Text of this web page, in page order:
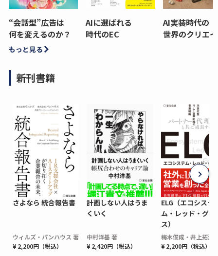
“会話型”広告は
何を変えるのか？
AIに選ばれる
時代のEC
AI実装時代の
世界のクリエ
もっと見る
新刊書籍
さよなら 統合報告書
ウィルズ・パンハウス 著
¥ 2,200円（税込）
計画しない人はうま
くいく
中村洋基 著
¥ 2,420円（税込）
ELG（エコシステ
ム・レッド・グロ
ス）
梅木俊成・井上拓海
¥ 2,200円（税込）